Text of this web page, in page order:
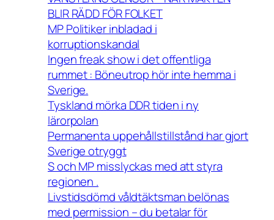
BLIR RÄDD FÖR FOLKET
MP Politiker inbladad i
korruptionskandal
Ingen freak show i det offentliga
rummet : Böneutrop hör inte hemma i
Sverige.
Tyskland mörka DDR tiden i ny
lärorpolan
Permanenta uppehållstillstånd har gjort
Sverige otryggt
S och MP misslyckas med att styra
regionen .
Livstidsdömd våldtäktsman belönas
med permission – du betalar för